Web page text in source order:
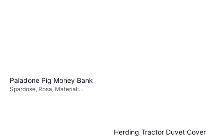
Paladone Pig Money Bank
Spardose, Rosa, Material:
Herding Tractor Duvet Cover